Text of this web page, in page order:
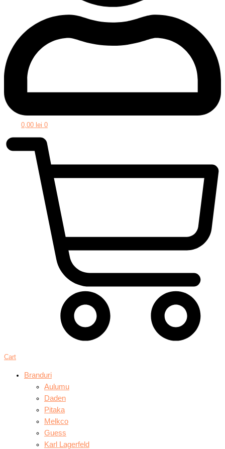
0,00 lei 0
Cart
Branduri
Aulumu
Daden
Pitaka
Melkco
Guess
Karl Lagerfeld